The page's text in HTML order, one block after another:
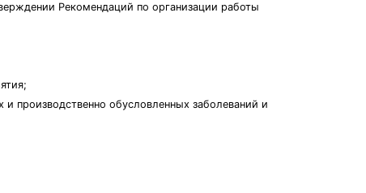
Рекомендаций по организации работы
производственно обусловленных заболеваний и